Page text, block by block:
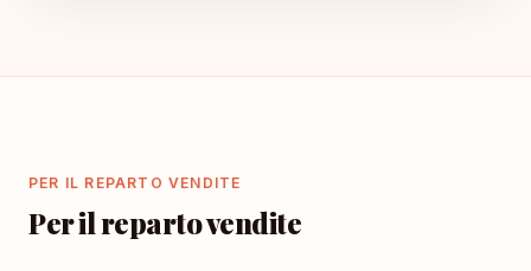
PER IL REPARTO VENDITE
Per il reparto vendite